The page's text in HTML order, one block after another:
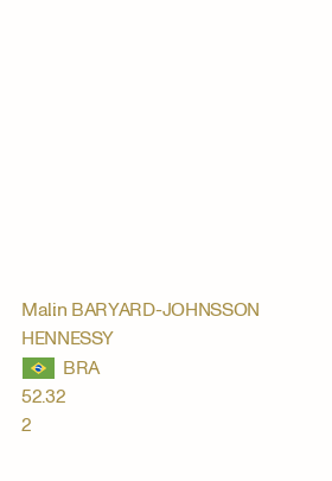
Malin BARYARD-JOHNSSON
HENNESSY
52.32
2